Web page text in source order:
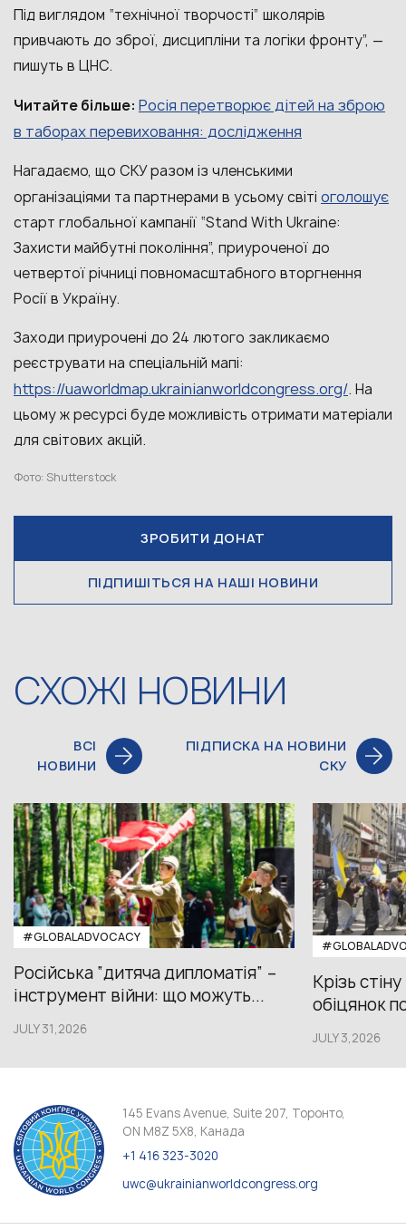
Під виглядом “технічної творчості” школярів
привчають до зброї, дисципліни та логіки фронту”, —
пишуть в ЦНС.
Читайте більше: Росія перетворює дітей на зброю
в таборах перевиховання: дослідження
Нагадаємо, що СКУ разом із членськими
організаціями та партнерами в усьому світі оголошує
старт глобальної кампанії “Stand With Ukraine:
Захисти майбутні покоління”, приуроченої до
четвертої річниці повномасштабного вторгнення
Росії в Україну.
Заходи приурочені до 24 лютого закликаємо
реєструвати на cпеціальній мапі:
https://uaworldmap.ukrainianworldcongress.org/. На
цьому ж ресурсі буде можливість отримати матеріали
для світових акцій.
Фото: Shutterstock
ЗРОБИТИ ДОНАТ
ПІДПИШІТЬСЯ НА НАШІ НОВИНИ
СХОЖІ НОВИНИ
ВСІ
НОВИНИ
ПІДПИСКА НА НОВИНИ
СКУ
#GLOBALADVOCACY
Російська “дитяча дипломатія” –
інструмент війни: що можуть...
JULY 31,2026
Крізь
обіцянок
JULY 3,2026
145 Evans Avenue, Suite 207, Торонто,
ON M8Z 5X8, Канада
+1 416 323-3020
uwc@ukrainianworldcongress.org